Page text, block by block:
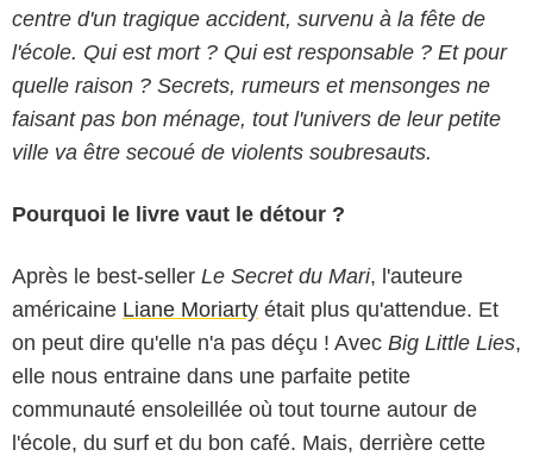
centre d'un tragique accident, survenu à la fête de
l'école. Qui est mort ? Qui est responsable ? Et pour
quelle raison ? Secrets, rumeurs et mensonges ne
faisant pas bon ménage, tout l'univers de leur petite
ville va être secoué de violents soubresauts.
Pourquoi le livre vaut le détour ?
Après le best-seller Le Secret du Mari, l'auteure
américaine Liane Moriarty était plus qu'attendue. Et
on peut dire qu'elle n'a pas déçu ! Avec Big Little Lies,
elle nous entraine dans une parfaite petite
communauté ensoleillée où tout tourne autour de
l'école, du surf et du bon café. Mais, derrière cette